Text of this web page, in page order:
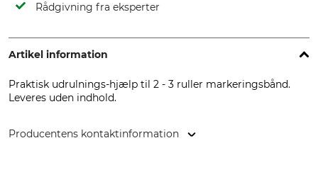
Rådgivning fra eksperter
Artikel information
Praktisk udrulnings-hjælp til 2 - 3 ruller markeringsbånd.
Leveres uden indhold.
Producentens kontaktinformation